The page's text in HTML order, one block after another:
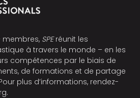
membres, SPEréunit les
à travers le monde – en les
compétences par le biais de
de formations et de partage
plus d’informations, rendez-
.